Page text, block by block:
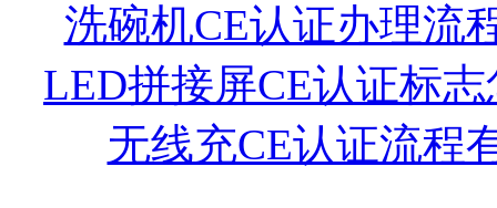
洗碗机CE认证办理流
LED拼接屏CE认证标
无线充CE认证流程